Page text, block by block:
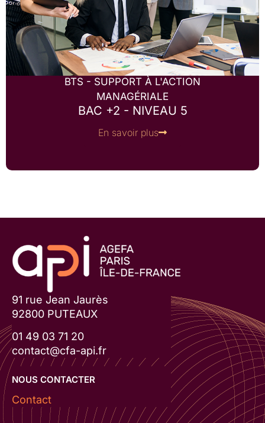
BTS - SUPPORT À L'ACTION
MANAGÉRIALE
BAC +2 - NIVEAU 5
En savoir plus
91 rue Jean Jaurès
92800 PUTEAUX
01 49 03 71 20
contact@cfa-api.fr
NOUS CONTACTER
Contact